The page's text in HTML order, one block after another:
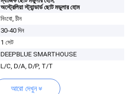
অস্ট্রেলিয়া স্ট্যান্ডার্ড ছোট মডুলার হোম
নিংবো, চীন
30-40 দিন
1 সেট
DEEPBLUE SMARTHOUSE
L/C, D/A, D/P, T/T
আরো দেখুন